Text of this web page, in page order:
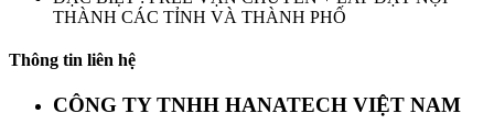
THÀNH CÁC TỈNH VÀ THÀNH PHỐ
Thông tin liên hệ
CÔNG TY TNHH HANATECH VIỆT NAM